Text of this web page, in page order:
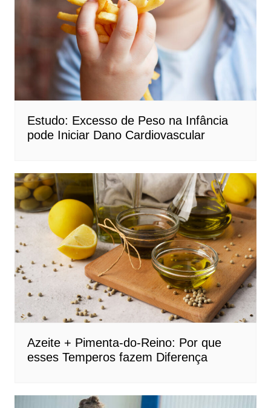
Estudo: Excesso de Peso na Infância
pode Iniciar Dano Cardiovascular
Azeite + Pimenta-do-Reino: Por que
esses Temperos fazem Diferença